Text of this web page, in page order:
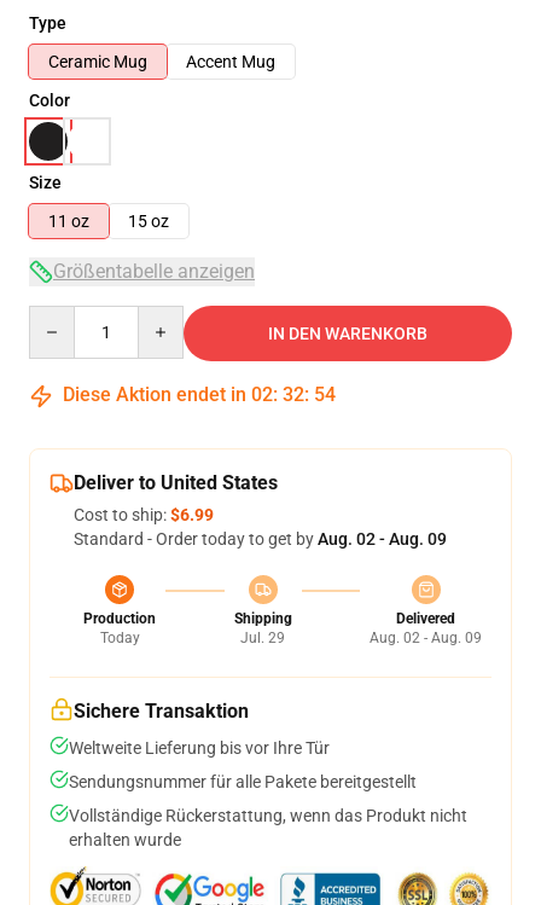
Type
Ceramic Mug
Accent Mug
Color
Size
11 oz
15 oz
Größentabelle anzeigen
IN DEN WARENKORB
Diese Aktion endet in 02: 32: 53
Deliver to United States
Cost to ship:$6.99
Standard - Order today to get byAug. 02 - Aug. 09
Production
Today
Shipping
Jul. 29
Delivered
Aug. 02 - Aug. 09
Sichere Transaktion
Weltweite Lieferung bis vor Ihre Tür
Sendungsnummer für alle Pakete bereitgestellt
Vollständige Rückerstattung, wenn das Produkt nicht
erhalten wurde